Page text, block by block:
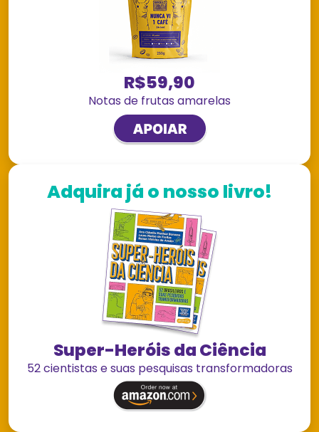
R$59,90
Notas de frutas amarelas
Adquira já o nosso livro!
Super-Heróis da Ciência
52 cientistas e suas pesquisas transformadoras